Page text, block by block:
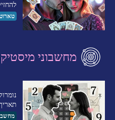
מחשבוני